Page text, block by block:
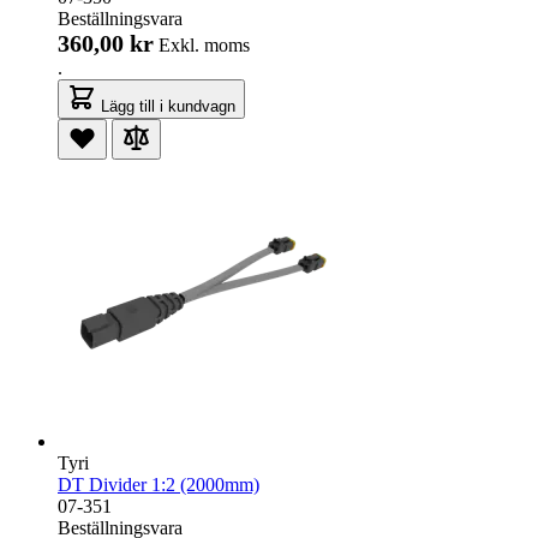
Beställningsvara
360,00 kr Exkl. moms
.
Lägg till i kundvagn
Tyri
DT Divider 1:2 (2000mm)
07-351
Beställningsvara